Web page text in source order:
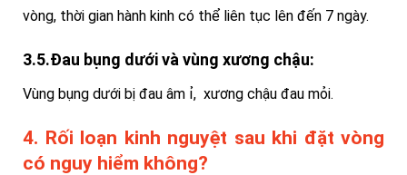
vòng, thời gian hành kinh có thể liên tục lên đến 7 ngày.
3.5.Đau bụng dưới và vùng xương chậu:
Vùng bụng dưới bị đau âm ỉ, xương chậu đau mỏi.
4. Rối loạn kinh nguyệt sau khi đặt vòng
có nguy hiểm không?